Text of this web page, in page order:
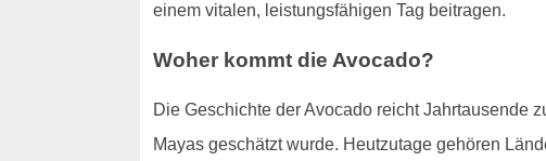
einem vitalen, leistungsfähigen Tag beitragen.
Woher kommt die Avocado?
Die Geschichte der Avocado reicht Jahrtausende
Mayas geschätzt wurde. Heutzutage gehören